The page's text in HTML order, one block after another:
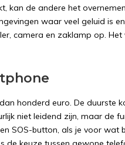
kan de andere het
waar veel geluid is
camera en zaklamp op. Het
honderd euro. De duurste
niet leidend zijn, maar de
SOS-button, als je voor wat